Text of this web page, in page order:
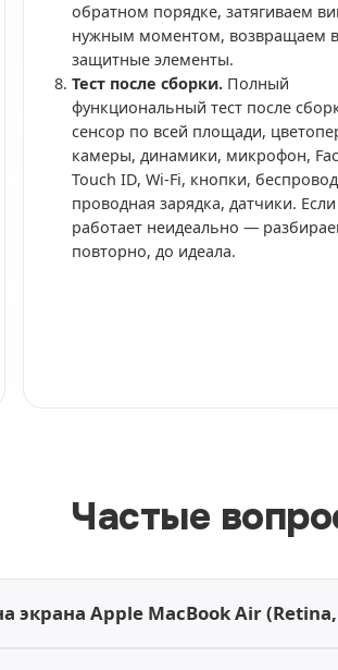
обратном порядке, затягиваем
нужным моментом, возвращаем
защитные элементы.
Тест после сборки. Полный
функциональный тест после
сенсор по всей площади,
камеры, динамики, микрофон,
Touch ID, Wi-Fi, кнопки,
проводная зарядка, датчики.
работает неидеально —
повторно, до идеала.
Частые
экрана Apple MacBook Air